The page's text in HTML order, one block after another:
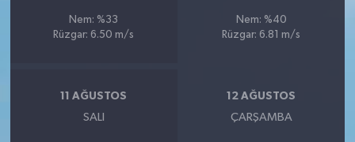
Nem: %33
Rüzgar: 6.50 m/s
Nem: %40
Rüzgar: 6.81 m/s
11 AĞUSTOS
SALI
12 AĞUSTOS
ÇARŞAMBA